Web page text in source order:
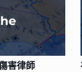
害律師